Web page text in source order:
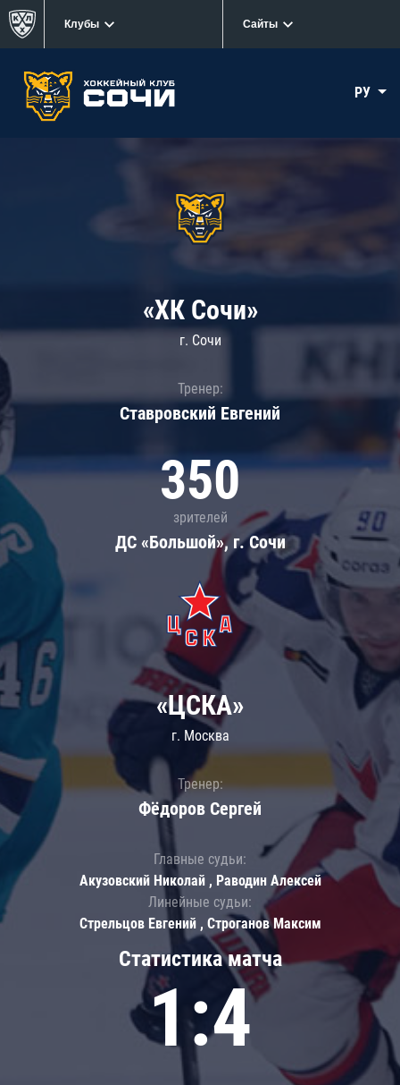
Клубы Сайты
РУ
«ХК Сочи»
г. Сочи
Тренер:
Ставровский Евгений
350
зрителей
ДС «Большой», г. Сочи
Статистика матча
1:4
«ЦСКА»
г. Москва
Тренер:
Фёдоров Сергей
Главные судьи:
Акузовский Николай , Раводин Алексей
Линейные судьи:
Стрельцов Евгений , Строганов Максим